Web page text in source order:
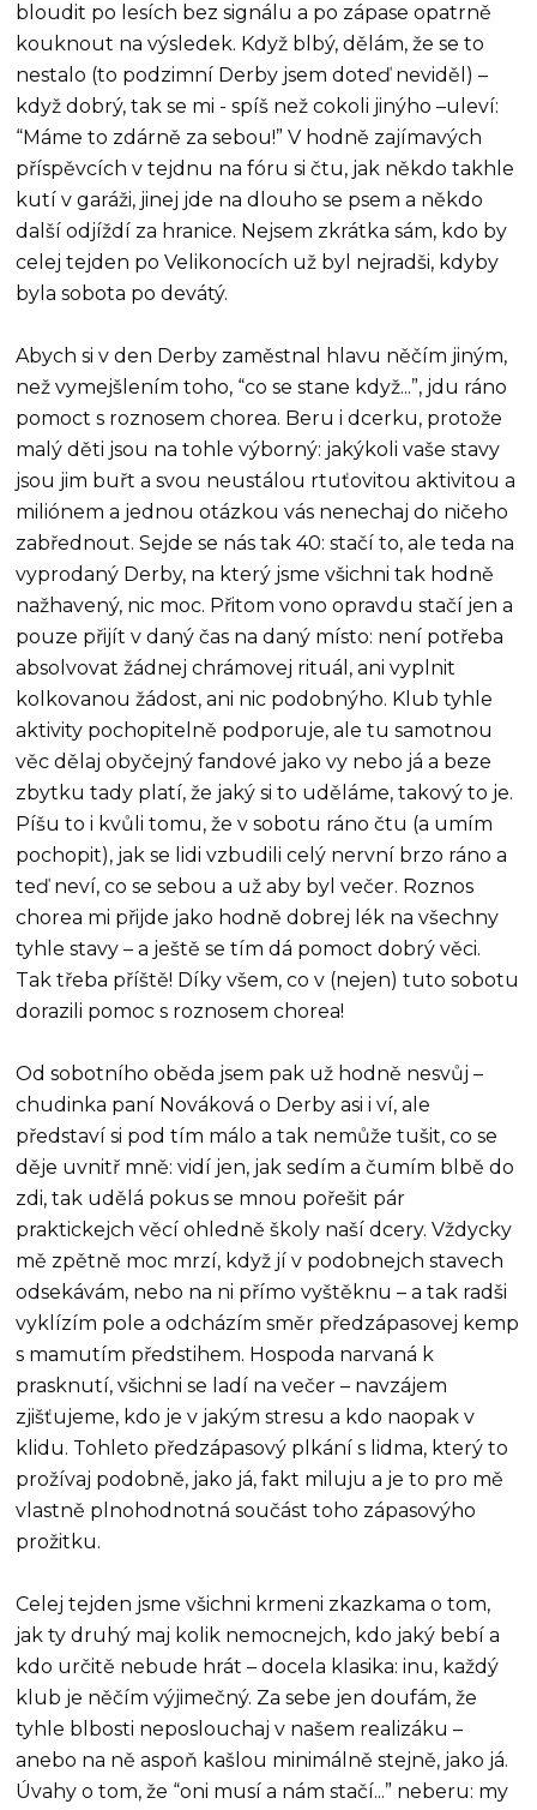
bloudit po lesích bez signálu a po zápase opatrně
kouknout na výsledek. Když blbý, dělám, že se to
nestalo (to podzimní Derby jsem doteď neviděl) –
když dobrý, tak se mi - spíš než cokoli jinýho –uleví:
“Máme to zdárně za sebou!” V hodně zajímavých
příspěvcích v tejdnu na fóru si čtu, jak někdo takhle
kutí v garáži, jinej jde na dlouho se psem a někdo
další odjíždí za hranice. Nejsem zkrátka sám, kdo by
celej tejden po Velikonocích už byl nejradši, kdyby
byla sobota po devátý.
Abych si v den Derby zaměstnal hlavu něčím jiným,
než vymejšlením toho, “co se stane když...”, jdu ráno
pomoct s roznosem chorea. Beru i dcerku, protože
malý děti jsou na tohle výborný: jakýkoli vaše stavy
jsou jim buřt a svou neustálou rtuťovitou aktivitou a
miliónem a jednou otázkou vás nenechaj do ničeho
zabřednout. Sejde se nás tak 40: stačí to, ale teda na
vyprodaný Derby, na který jsme všichni tak hodně
nažhavený, nic moc. Přitom vono opravdu stačí jen a
pouze přijít v daný čas na daný místo: není potřeba
absolvovat žádnej chrámovej rituál, ani vyplnit
kolkovanou žádost, ani nic podobnýho. Klub tyhle
aktivity pochopitelně podporuje, ale tu samotnou
věc dělaj obyčejný fandové jako vy nebo já a beze
zbytku tady platí, že jaký si to uděláme, takový to je.
Píšu to i kvůli tomu, že v sobotu ráno čtu (a umím
pochopit), jak se lidi vzbudili celý nervní brzo ráno a
teď neví, co se sebou a už aby byl večer. Roznos
chorea mi přijde jako hodně dobrej lék na všechny
tyhle stavy – a ještě se tím dá pomoct dobrý věci.
Tak třeba příště! Díky všem, co v (nejen) tuto sobotu
dorazili pomoc s roznosem chorea!
Od sobotního oběda jsem pak už hodně nesvůj –
chudinka paní Nováková o Derby asi i ví, ale
představí si pod tím málo a tak nemůže tušit, co se
děje uvnitř mně: vidí jen, jak sedím a čumím blbě do
zdi, tak udělá pokus se mnou pořešit pár
praktickejch věcí ohledně školy naší dcery. Vždycky
mě zpětně moc mrzí, když jí v podobnejch stavech
odsekávám, nebo na ni přímo vyštěknu – a tak radši
vyklízím pole a odcházím směr předzápasovej kemp
s mamutím předstihem. Hospoda narvaná k
prasknutí, všichni se ladí na večer – navzájem
zjišťujeme, kdo je v jakým stresu a kdo naopak v
klidu. Tohleto předzápasový plkání s lidma, který to
prožívaj podobně, jako já, fakt miluju a je to pro mě
vlastně plnohodnotná součást toho zápasovýho
prožitku.
Celej tejden jsme všichni krmeni zkazkama o tom,
jak ty druhý maj kolik nemocnejch, kdo jaký bebí a
kdo určitě nebude hrát – docela klasika: inu, každý
klub je něčím výjimečný. Za sebe jen doufám, že
tyhle blbosti neposlouchaj v našem realizáku –
anebo na ně aspoň kašlou minimálně stejně, jako já.
Úvahy o tom, že “oni musí a nám stačí...” neberu: my